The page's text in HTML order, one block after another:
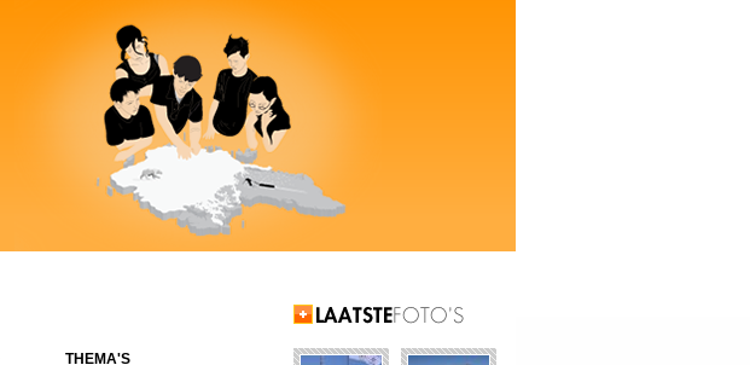
THEMA'S
Laatste Foto's